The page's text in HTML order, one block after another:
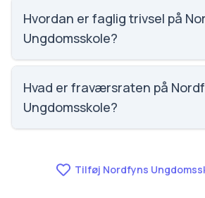
Ungdomsskole.
Hvordan er faglig trivsel på
Ungdomsskole?
Vi har ikke data om faglig trivsel for
Ungdomsskole.
Hvad er fraværsraten på
Ungdomsskole?
Tilføj Nordfyns